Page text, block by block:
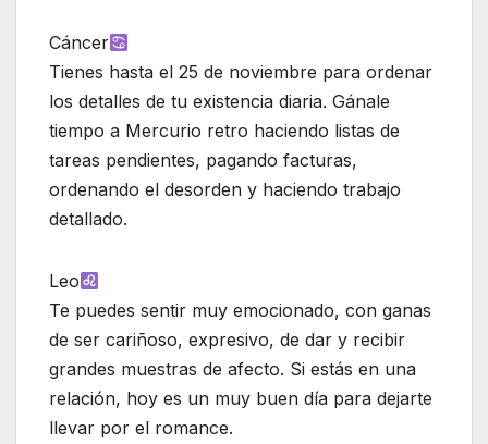
Cáncer
Tienes hasta el 25 de noviembre para ordenar
los detalles de tu existencia diaria. Gánale
tiempo a Mercurio retro haciendo listas de
tareas pendientes, pagando facturas,
ordenando el desorden y haciendo trabajo
detallado.
Leo
Te puedes sentir muy emocionado, con ganas
de ser cariñoso, expresivo, de dar y recibir
grandes muestras de afecto. Si estás en una
relación, hoy es un muy buen día para dejarte
llevar por el romance.